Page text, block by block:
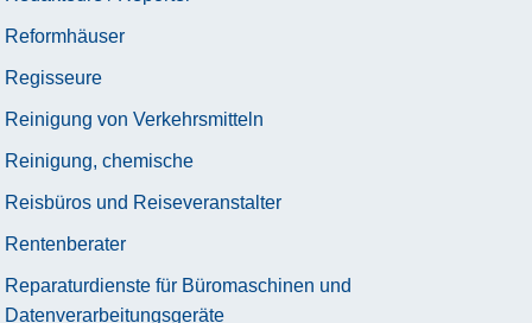
Reformhäuser
Regisseure
Reinigung von Verkehrsmitteln
Reinigung, chemische
Reisbüros und Reiseveranstalter
Rentenberater
Reparaturdienste für Büromaschinen und
Datenverarbeitungsgeräte